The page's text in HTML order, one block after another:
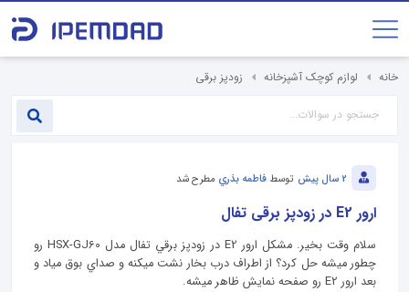
خانه لوازم کوچک آشپزخانه زودپز برقی
2 سال پیش توسط فاطمه بذري مطرح شد
ارور E2 در زودپز برقی تفال
سلام وقت بخير. مشكل ارور E2 در زودپز برقي تفال مدل HSX-GJ60 رو
چطور ميشه حل كرد؟ از اطراف درب بخار نشت ميكنه و صداي بوق مياد و
بعد ارور E2 رو صفحه نمايش ظاهر ميشه.